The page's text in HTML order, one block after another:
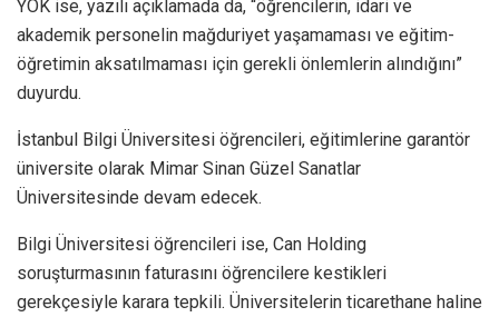
YÖK ise, yazılı açıklamada da, “öğrencilerin, idari ve
akademik personelin mağduriyet yaşamaması ve eğitim-
öğretimin aksatılmaması için gerekli önlemlerin alındığını”
duyurdu.
İstanbul Bilgi Üniversitesi öğrencileri, eğitimlerine garantör
üniversite olarak Mimar Sinan Güzel Sanatlar
Üniversitesinde devam edecek.
Bilgi Üniversitesi öğrencileri ise, Can Holding
soruşturmasının faturasını öğrencilere kestikleri
gerekçesiyle karara tepkili. Üniversitelerin ticarethane haline